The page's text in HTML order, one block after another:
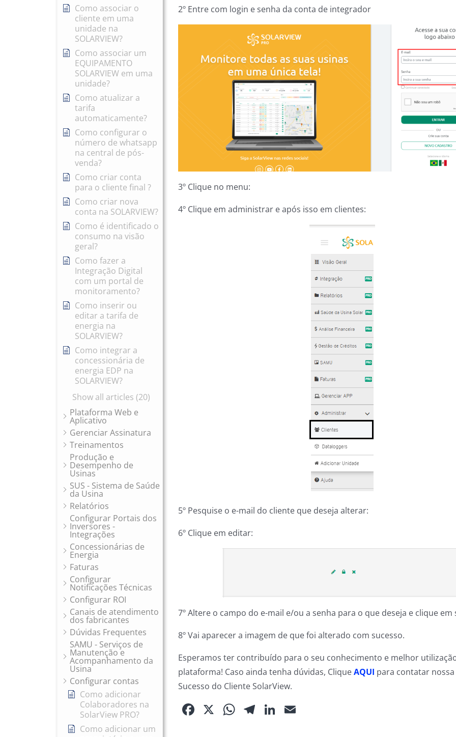
Como associar o
cliente em uma
unidade na
SOLARVIEW?
Como associar um
EQUIPAMENTO
SOLARVIEW em uma
unidade?
Como atualizar a
tarifa
automaticamente?
Como configurar o
número de whatsapp
na central de pós-
venda?
Como criar conta
para o cliente final ?
Como criar nova
conta na SOLARVIEW?
Como é identificado o
consumo na visão
geral?
Como fazer a
Integração Digital
com um portal de
monitoramento?
Como inserir ou
editar a tarifa de
energia na
SOLARVIEW?
Como integrar a
concessionária de
energia EDP na
SOLARVIEW?
Show all articles (20)
Plataforma Web e
Aplicativo
Gerenciar Assinatura
Treinamentos
Produção e
Desempenho de
Usinas
SUS - Sistema de Saúde
da Usina
Relatórios
Configurar Portais dos
Inversores -
Integrações
Concessionárias de
Energia
Faturas
Configurar
Notificações Técnicas
Configurar ROI
Canais de atendimento
dos fabricantes
Dúvidas Frequentes
SAMU - Serviços de
Manutenção e
Acompanhamento da
Usina
Configurar contas
Como adicionar
Colaboradores na
SolarView PRO?
Como adicionar um
2º Entre com login e senha da conta de integrador
3º Clique no menu:
4º Clique em administrar e após isso em clientes:
5º Pesquise o e-mail do cliente que deseja alterar:
6º Clique em editar:
7º Altere o campo do e-mail e/ou a senha para o que deseja e clique em
8º Vai aparecer a imagem de que foi alterado com sucesso.
Esperamos ter contribuído para o seu conhecimento e melhor
plataforma! Caso ainda tenha dúvidas, CliqueAQUI para contatar
Sucesso do Cliente SolarView.
Facebook
X WhatsApp
Telegram
LinkedIn